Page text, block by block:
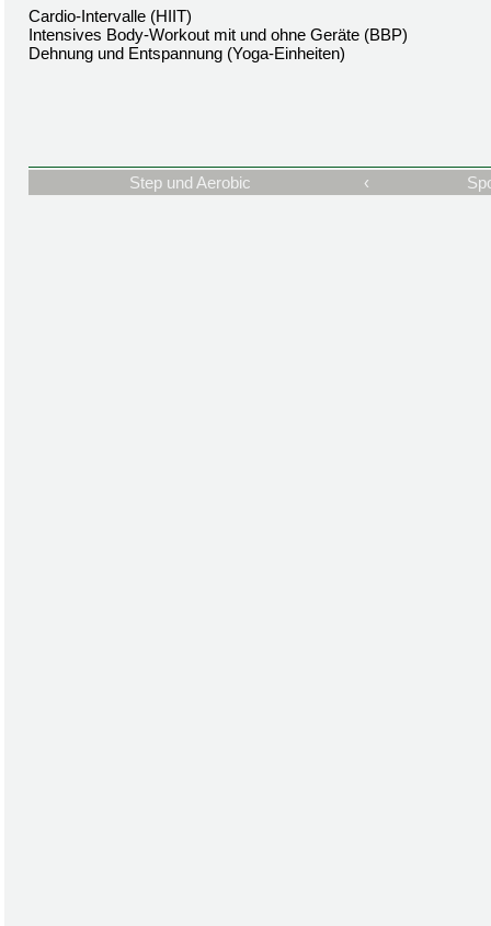
Cardio-Intervalle (HIIT)
Intensives Body-Workout mit und ohne Geräte (BBP)
Dehnung und Entspannung (Yoga-Einheiten)
Step und Aerobic ‹